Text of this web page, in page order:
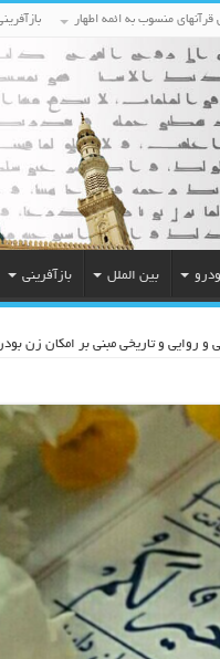
قرآنهای منسوب به ائمه اطهار
بین الملل بازآفرینی
و روایی و تاریخی مبنی بر امکان زن